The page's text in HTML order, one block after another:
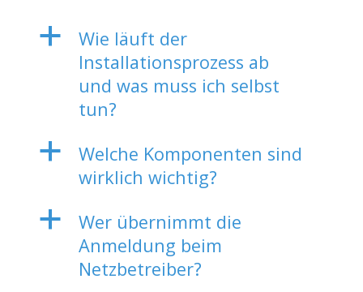
a
Wie läuft der
Installationsprozess ab
und was muss ich selbst
tun?
a
Welche Komponenten sind
wirklich wichtig?
a
Wer übernimmt die
Anmeldung beim
Netzbetreiber?